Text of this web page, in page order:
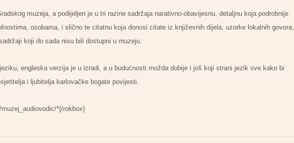
muzeja, a podijeljen je u tri razine sadržaja narativno-obavijesnu, detaljnu koja podrobnije
osobama, i slično te citatnu koja donosi citate iz književnih dijela, uzorke lokalnih govora,
koji do sada nisu bili dostupni u muzeju.
engleska verzija je u izradi, a u budućnosti možda dobije i još koji strani jezik sve kako bi
i ljubitelja karlovačke bogate povijesti.
*{/rokbox}